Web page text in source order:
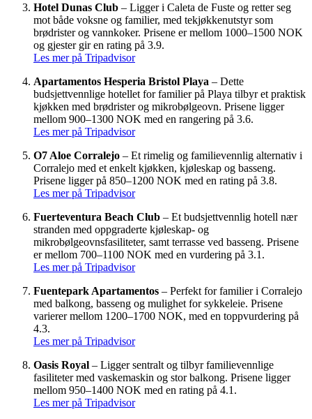
Hotel Dunas Club – Ligger i Caleta de Fuste og retter seg
mot både voksne og familier, med tekjøkkenutstyr som
brødrister og vannkoker. Prisene er mellom 1000–1500 NOK
og gjester gir en rating på 3.9.
Les mer på Tripadvisor
Apartamentos Hesperia Bristol Playa – Dette
budsjettvennlige hotellet for familier på Playa tilbyr et praktisk
kjøkken med brødrister og mikrobølgeovn. Prisene ligger
mellom 900–1300 NOK med en rangering på 3.6.
Les mer på Tripadvisor
O7 Aloe Corralejo – Et rimelig og familievennlig alternativ i
Corralejo med et enkelt kjøkken, kjøleskap og basseng.
Prisene ligger på 850–1200 NOK med en rating på 3.8.
Les mer på Tripadvisor
Fuerteventura Beach Club – Et budsjettvennlig hotell nær
stranden med oppgraderte kjøleskap- og
mikrobølgeovnsfasiliteter, samt terrasse ved basseng. Prisene
er mellom 700–1100 NOK med en vurdering på 3.1.
Les mer på Tripadvisor
Fuentepark Apartamentos – Perfekt for familier i Corralejo
med balkong, basseng og mulighet for sykkeleie. Prisene
varierer mellom 1200–1700 NOK, med en toppvurdering på
4.3.
Les mer på Tripadvisor
Oasis Royal – Ligger sentralt og tilbyr familievennlige
fasiliteter med vaskemaskin og stor balkong. Prisene ligger
mellom 950–1400 NOK med en rating på 4.1.
Les mer på Tripadvisor